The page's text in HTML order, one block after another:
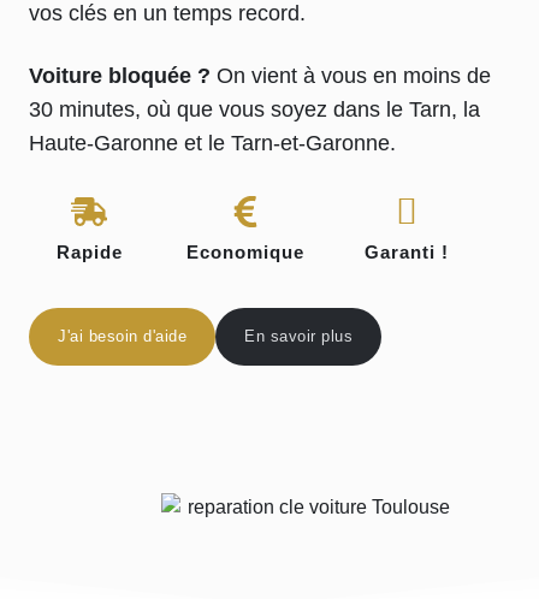
vos clés en un temps record.
Voiture bloquée ? On vient à vous en moins de
30 minutes, où que vous soyez dans le Tarn, la
Haute-Garonne et le Tarn-et-Garonne.
Rapide Economique Garanti !
J'ai besoin d'aide En savoir plus